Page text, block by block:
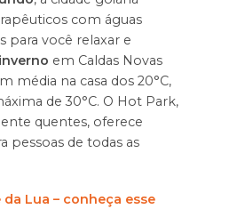
com águas
para você relaxar e
inverno em Caldas Novas
média na casa dos 20°C,
de 30°C. O Hot Park,
quentes, oferece
pessoas de todas as
da Lua – conheça esse